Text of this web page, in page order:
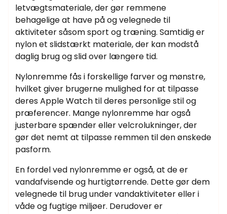
letvægtsmateriale, der gør remmene
behagelige at have på og velegnede til
aktiviteter såsom sport og træning. Samtidig er
nylon et slidstærkt materiale, der kan modstå
daglig brug og slid over længere tid.
Nylonremme fås i forskellige farver og mønstre,
hvilket giver brugerne mulighed for at tilpasse
deres Apple Watch til deres personlige stil og
præferencer. Mange nylonremme har også
justerbare spænder eller velcrolukninger, der
gør det nemt at tilpasse remmen til den ønskede
pasform.
En fordel ved nylonremme er også, at de er
vandafvisende og hurtigtørrende. Dette gør dem
velegnede til brug under vandaktiviteter eller i
våde og fugtige miljøer. Derudover er